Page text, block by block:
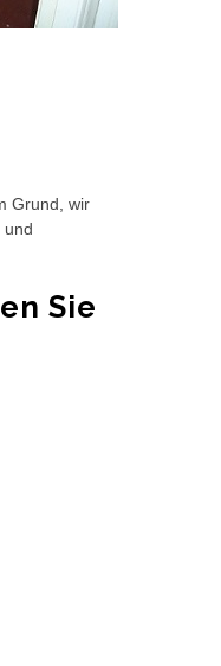
Grund, wir
und
Sie